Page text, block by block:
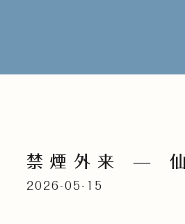
禁煙外来 —
2026-05-15